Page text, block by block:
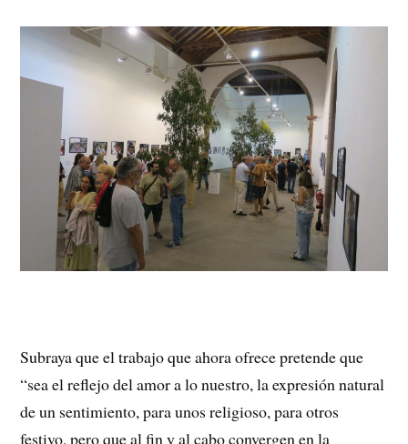
Subraya que el trabajo que ahora ofrece pretende que
“sea el reflejo del amor a lo nuestro, la expresión natural
de un sentimiento, para unos religioso, para otros
festivo, pero que al fin y al cabo convergen en la